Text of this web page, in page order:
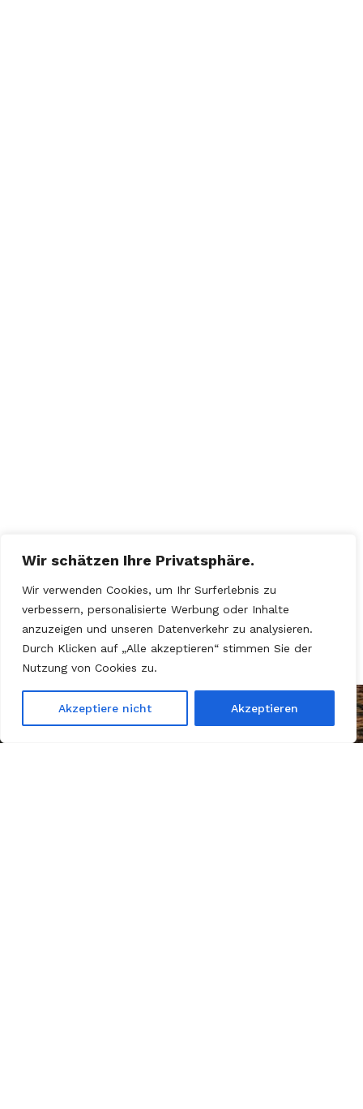
Wir schätzen Ihre Privatsphäre.
Wir verwenden Cookies, um Ihr Surferlebnis zu
verbessern, personalisierte Werbung oder Inhalte
anzuzeigen und unseren Datenverkehr zu analysieren.
Durch Klicken auf „Alle akzeptieren“ stimmen Sie der
Nutzung von Cookies zu.
Akzeptiere nicht Akzeptieren